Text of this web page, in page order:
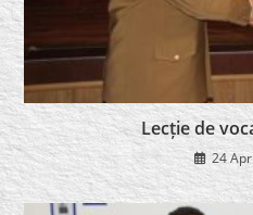
Lecție de
24